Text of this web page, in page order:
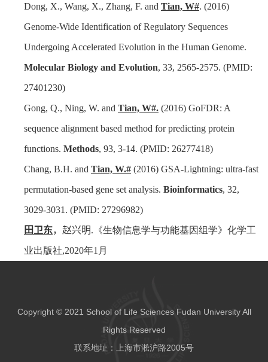
Dong, X., Wang, X., Zhang, F. and Tian, W#. (2016)
Genome-Wide Identification of Regulatory Sequences
Undergoing Accelerated Evolution in the Human Genome.
Molecular Biology and Evolution, 33, 2565-2575. (PMID:
27401230)
Gong, Q., Ning, W. and Tian, W#. (2016) GoFDR: A
sequence alignment based method for predicting protein
functions. Methods, 93, 3-14. (PMID: 26277418)
Chang, B.H. and Tian, W.# (2016) GSA-Lightning: ultra-fast
permutation-based gene set analysis. Bioinformatics, 32,
3029-3031. (PMID: 27296982)
田卫东，赵兴明. 《生物信息学与功能基因组学》化学工
业出版社,2020年1 月
Copyright © 2021 School of Life Sciences Fudan University All
Rights Reserved
联系地址：上海市淞沪路2005号